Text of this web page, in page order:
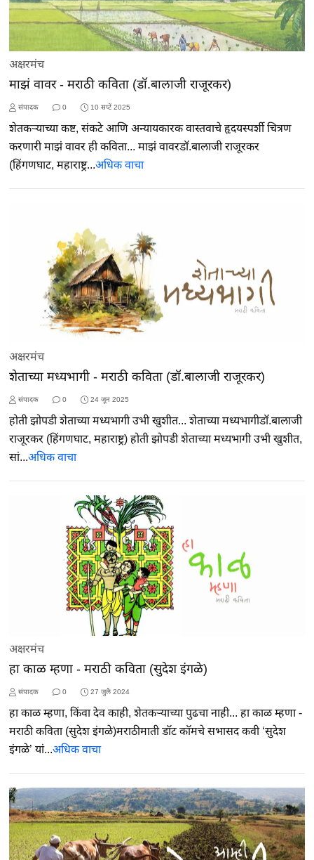
अक्षरमंच
माझं वावर - मराठी कविता (डॉ.बालाजी राजूरकर)
संपादक 0 10 सप्टें 2025
शेतकऱ्याच्या कष्ट, संकटे आणि अन्यायकारक वास्तवाचे हृदयस्पर्शी चित्रण
करणारी माझं वावर ही कविता... माझं वावरडॉ.बालाजी राजूरकर
(हिंगणघाट, महाराष्ट्र...अधिक वाचा
अक्षरमंच
शेताच्या मध्यभागी - मराठी कविता (डॉ.बालाजी राजूरकर)
संपादक 0 24 जून 2025
होती झोपडी शेताच्या मध्यभागी उभी खुशीत... शेताच्या मध्यभागीडॉ.बालाजी
राजूरकर (हिंगणघाट, महाराष्ट्र) होती झोपडी शेताच्या मध्यभागी उभी खुशीत,
सां...अधिक वाचा
अक्षरमंच
हा काळ म्हणा - मराठी कविता (सुदेश इंगळे)
संपादक 0 27 जुलै 2024
हा काळ म्हणा, किंवा देव काही, शेतकऱ्याच्या पुढचा नाही... हा काळ म्हणा -
मराठी कविता (सुदेश इंगळे)मराठीमाती डॉट कॉमचे सभासद कवी ‘सुदेश
इंगळे’ यां...अधिक वाचा